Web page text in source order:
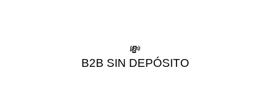
💸
B2B SIN DEPÓSITO